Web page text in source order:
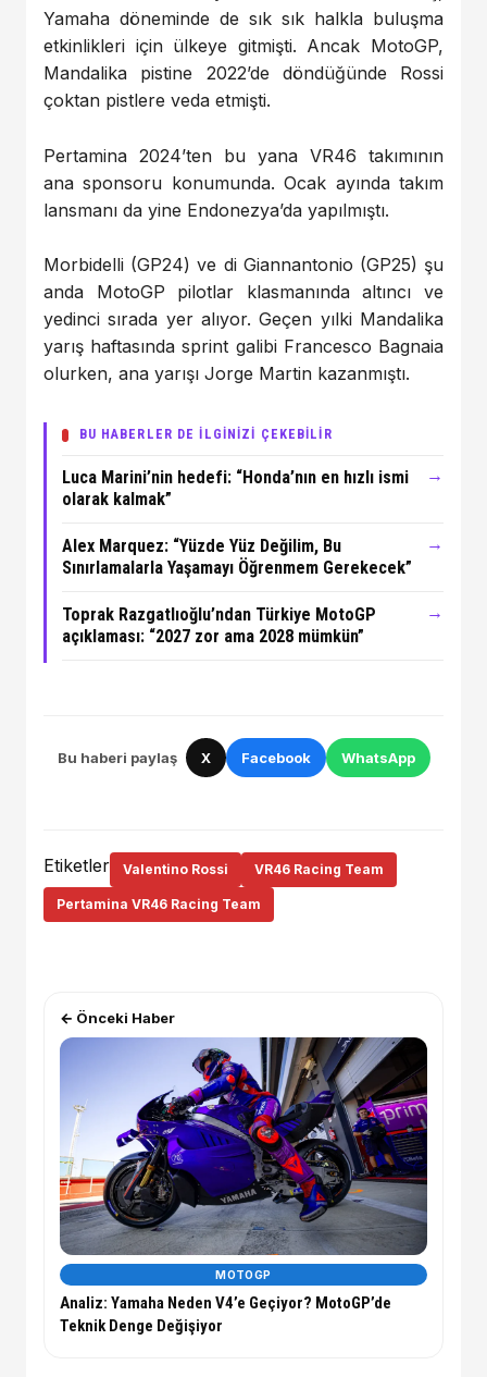
Yamaha döneminde de sık sık halkla buluşma
etkinlikleri için ülkeye gitmişti. Ancak MotoGP,
Mandalika pistine 2022’de döndüğünde Rossi
çoktan pistlere veda etmişti.
Pertamina 2024’ten bu yana VR46 takımının
ana sponsoru konumunda. Ocak ayında takım
lansmanı da yine Endonezya’da yapılmıştı.
Morbidelli (GP24) ve di Giannantonio (GP25) şu
anda MotoGP pilotlar klasmanında altıncı ve
yedinci sırada yer alıyor. Geçen yılki Mandalika
yarış haftasında sprint galibi Francesco Bagnaia
olurken, ana yarışı Jorge Martin kazanmıştı.
BU HABERLER DE İLGİNİZİ ÇEKEBİLİR
Luca Marini’nin hedefi: “Honda’nın en hızlı ismi
olarak kalmak”
→
Alex Marquez: “Yüzde Yüz Değilim, Bu
Sınırlamalarla Yaşamayı Öğrenmem Gerekecek”
→
Toprak Razgatlıoğlu’ndan Türkiye MotoGP
açıklaması: “2027 zor ama 2028 mümkün”
→
Bu haberi paylaş X Facebook WhatsApp
Etiketler Valentino Rossi VR46 Racing Team
Pertamina VR46 Racing Team
← Önceki Haber
MOTOGP
Analiz: Yamaha Neden V4’e Geçiyor? MotoGP’de
Teknik Denge Değişiyor